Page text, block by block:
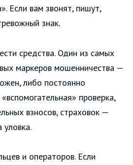
Если вам звонят, пишут,
знак.
средства. Один из самых
маркеров мошенничества —
либо постоянно
проверка,
взносов, страховок —
уловка.
и операторов. Если